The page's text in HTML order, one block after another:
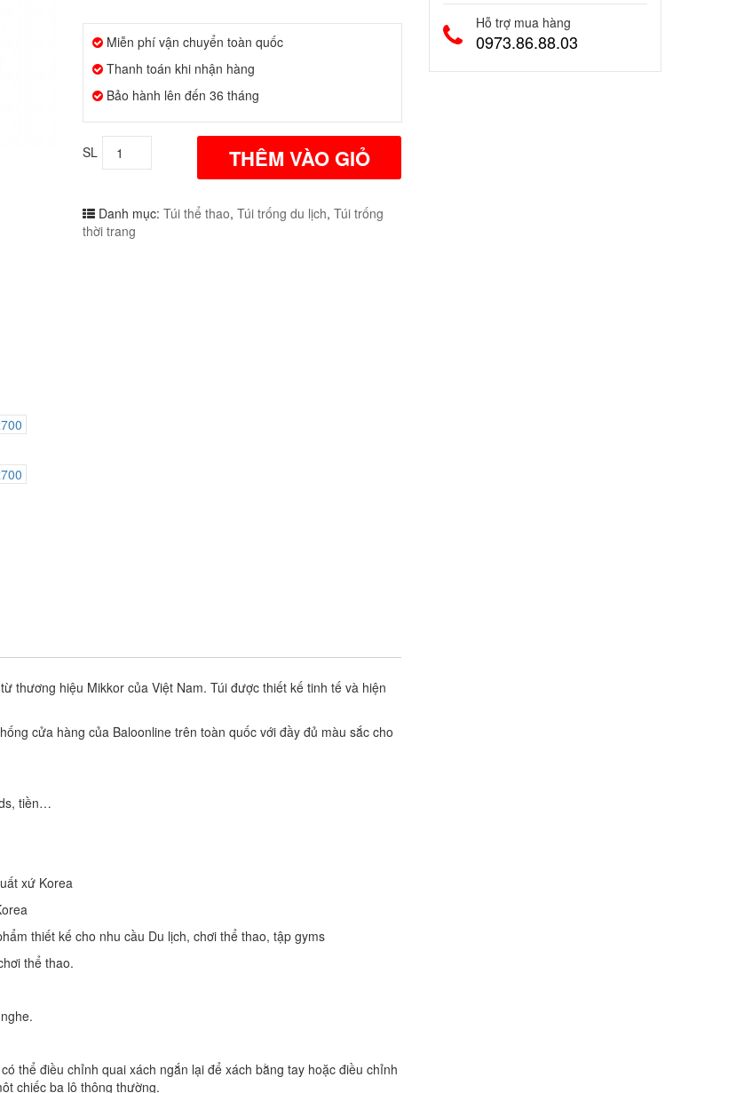
Miễn phí vận chuyển toàn quốc
Thanh toán khi nhận hàng
Bảo hành lên đến 36 tháng
SL THÊM VÀO GIỎ
Danh mục: Túi thể thao, Túi trống du lịch, Túi trống
thời trang
Hỗ trợ mua hàng
0973.86.88.03
thương hiệu Mikkor của Việt Nam. Túi được thiết kế tinh tế và hiện
cửa hàng của Baloonline trên toàn quốc với đầy đủ màu sắc cho
tiền…
xứ Korea
thiết kế cho nhu cầu Du lịch, chơi thể thao, tập gyms
thể thao.
thể điều chỉnh quai xách ngắn lại để xách bằng tay hoặc điều chỉnh
chiếc ba lô thông thường.